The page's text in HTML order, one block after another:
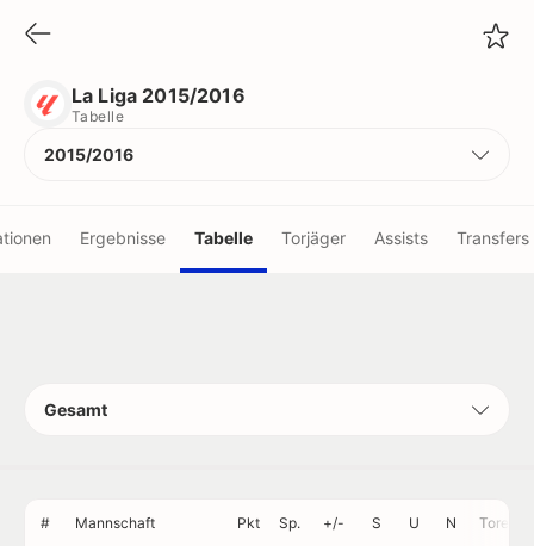
La Liga 2015/2016
Tabelle
2015/2016
Ergebnisse Tabelle Torjäger Assists Transfers
Gesamt
# Mannschaft Pkt Sp. +/- S U N Tore